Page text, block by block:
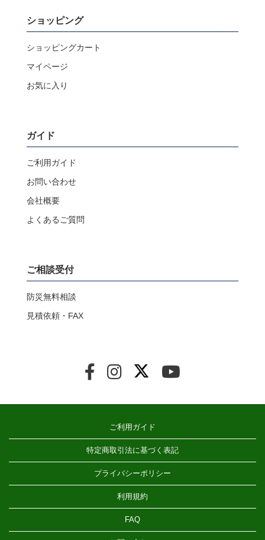
ショッピング
ショッピングカート
マイページ
お気に入り
ガイド
ご利用ガイド
お問い合わせ
会社概要
よくあるご質問
ご相談受付
防災無料相談
見積依頼・FAX
ご利用ガイド
特定商取引法に基づく表記
プライバシーポリシー
利用規約
FAQ